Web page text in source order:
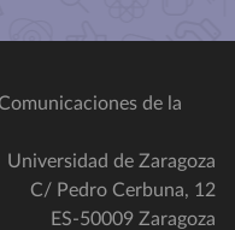
de la
Universidad de Zaragoza
C/ Pedro Cerbuna, 12
ES-50009 Zaragoza